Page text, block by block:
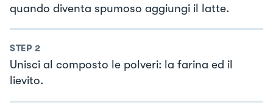
quando diventa spumoso aggiungi il latte.
STEP 2
Unisci al composto le polveri: la farina ed il
lievito.